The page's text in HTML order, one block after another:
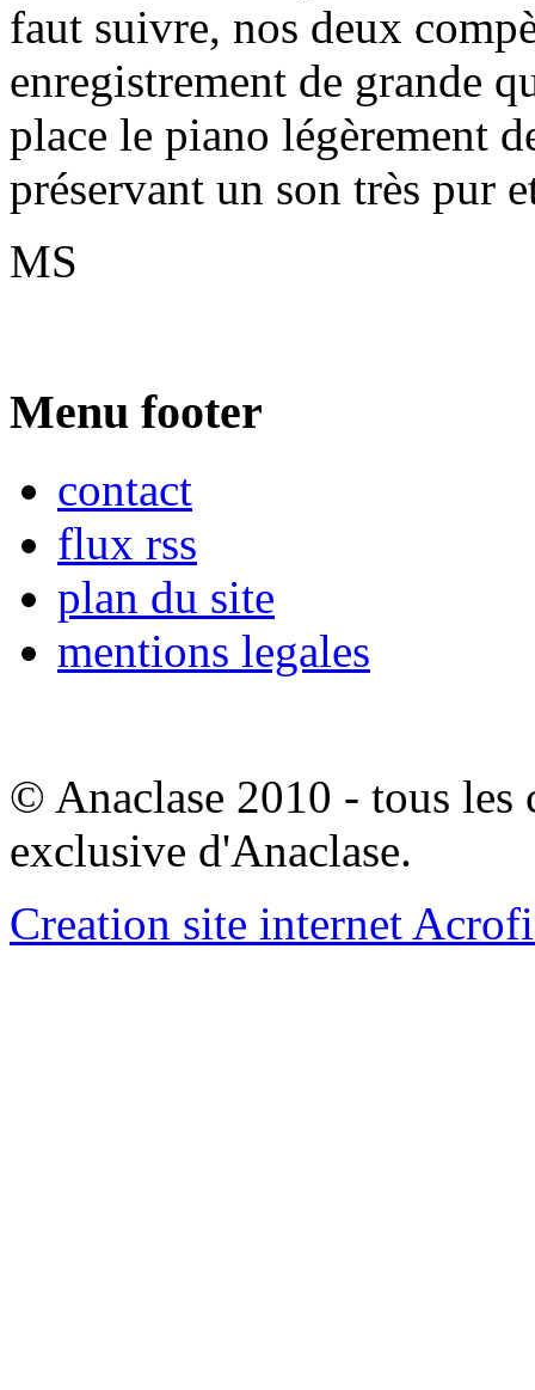
faut suivre, nos deux
enregistrement de grande
place le piano légèrement
préservant un son très pur
MS
Menu footer
contact
flux rss
plan du site
mentions legales
© Anaclase 2010 - tous les
exclusive d'Anaclase.
Creation site internet